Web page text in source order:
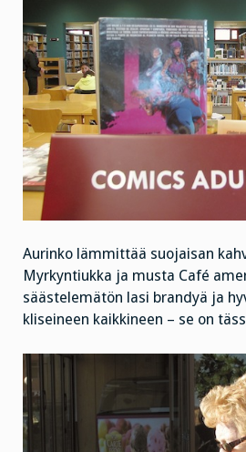
Aurinko lämmittää suojaisan
Myrkyntiukka ja musta Café
säästelemätön lasi brandyä ja
kliseineen kaikkineen – se on